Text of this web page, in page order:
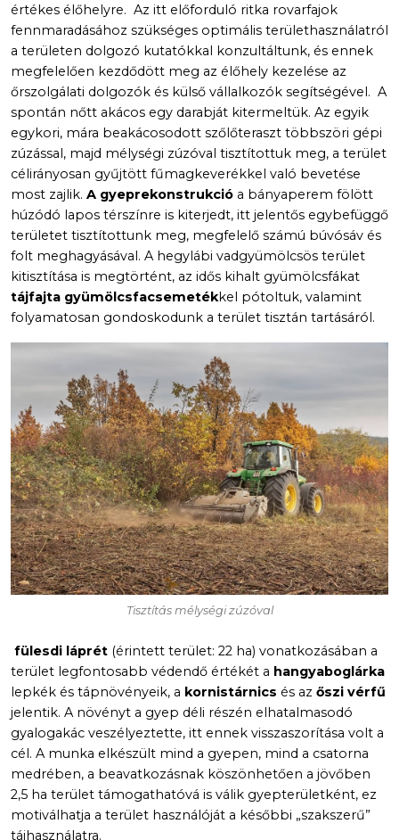
értékes élőhelyre. Az itt előforduló ritka rovarfajok
fennmaradásához szükséges optimális területhasználatról
a területen dolgozó kutatókkal konzultáltunk, és ennek
megfelelően kezdődött meg az élőhely kezelése az
őrszolgálati dolgozók és külső vállalkozók segítségével. A
spontán nőtt akácos egy darabját kitermeltük. Az egyik
egykori, mára beakácosodott szőlőteraszt többszöri gépi
zúzással, majd mélységi zúzóval tisztítottuk meg, a terület
célirányosan gyűjtött fűmagkeverékkel való bevetése
most zajlik. A gyeprekonstrukció a bányaperem fölött
húzódó lapos térszínre is kiterjedt, itt jelentős egybefüggő
területet tisztítottunk meg, megfelelő számú búvósáv és
folt meghagyásával. A hegylábi vadgyümölcsös terület
kitisztítása is megtörtént, az idős kihalt gyümölcsfákat
tájfajta gyümölcsfacsemetékkel pótoltuk, valamint
folyamatosan gondoskodunk a terület tisztán tartásáról.
Tisztítás mélységi zúzóval
fülesdi láprét (érintett terület: 22 ha) vonatkozásában a
terület legfontosabb védendő értékét a hangyaboglárka
lepkék és tápnövényeik, a kornistárnics és az őszi vérfű
jelentik. A növényt a gyep déli részén elhatalmasodó
gyalogakác veszélyeztette, itt ennek visszaszorítása volt a
cél. A munka elkészült mind a gyepen, mind a csatorna
medrében, a beavatkozásnak köszönhetően a jövőben
2,5 ha terület támogathatóvá is válik gyepterületként, ez
motiválhatja a terület használóját a későbbi „szakszerű”
tájhasználatra.